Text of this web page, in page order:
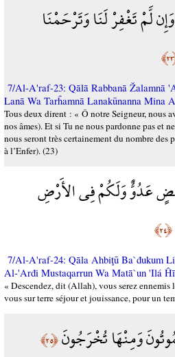
لَّمْ تَغْفِرْ لَنَا وَتَرْحَمْنَا
7/Al-A'raf-23: Qālā Rabbanā Žalamnā
Lanā Wa Tarĥamnā Lanakūnanna Mina
Tous deux dirent : « Ô notre Seigneur, nous
nos âmes). Et si Tu ne nous pardonne pas et
nous seront très certainement du nombre des
à l’Enfer). (23)
عَدُوٌّ وَلَكُمْ فِي الأَرْضِ
﴿٢٤﴾
7/Al-A'raf-24: Qāla Ahbiţū Ba`đukum
Al-'Arđi Mustaqarrun Wa Matā`un 'Ilá
« Descendez, dit (Allah), vous serez ennemis
vous sur terre séjour et jouissance, pour un
وَمِنْهَا تُخْرَجُونَ﴿٢٥﴾